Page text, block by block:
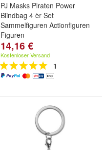
PJ Masks Piraten Power
Blindbag 4 èr Set
Sammelfiguren Actionfiguren
Figuren
14,16 €
Kostenloser Versand
1